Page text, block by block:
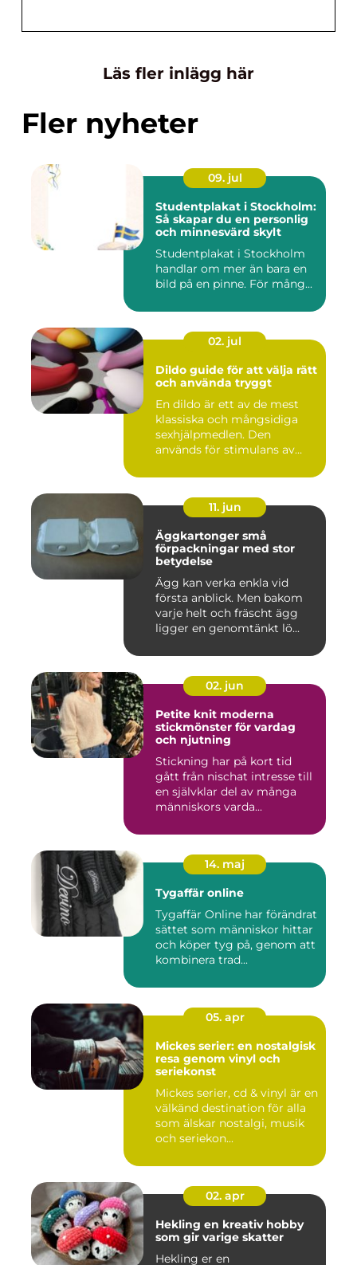
Läs fler inlägg här
Fler nyheter
09. jul
Studentplakat i Stockholm:
Så skapar du en personlig
och minnesvärd skylt
Studentplakat i Stockholm
handlar om mer än bara en
bild på en pinne. För mång...
02. jul
Dildo guide för att välja rätt
och använda tryggt
En dildo är ett av de mest
klassiska och mångsidiga
sexhjälpmedlen. Den
används för stimulans av
11. jun
Äggkartonger små
förpackningar med stor
betydelse
Ägg kan verka enkla vid
första anblick. Men bakom
varje helt och fräscht ägg
ligger en genomtänkt lö...
02. jun
Petite knit moderna
stickmönster för vardag
och njutning
Stickning har på kort tid
gått från nischat intresse till
en självklar del av många
människors varda...
14. maj
Tygaffär online
Tygaffär Online har förändrat
sättet som människor hittar
och köper tyg på, genom att
kombinera trad...
05. apr
Mickes serier: en nostalgisk
resa genom vinyl och
seriekonst
Mickes serier, cd & vinyl är en
välkänd destination för alla
som älskar nostalgi, musik
och seriekon...
02. apr
Hekling en kreativ hobby
som gir varige skatter
Hekling er en